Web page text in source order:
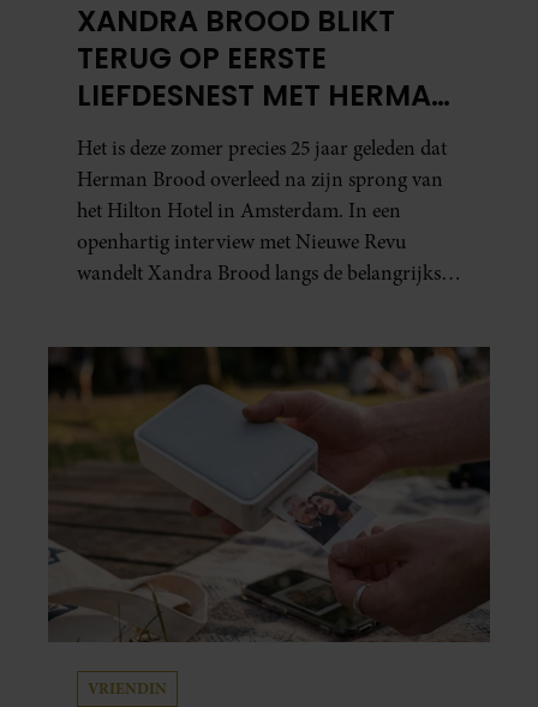
XANDRA BROOD BLIKT
TERUG OP EERSTE
LIEFDESNEST MET HERMAN
BROOD: “HIER IS LOLA
GEBOREN”
Het is deze zomer precies 25 jaar geleden dat
Herman Brood overleed na zijn sprong van
het Hilton Hotel in Amsterdam. In een
openhartig interview met Nieuwe Revu
wandelt Xandra Brood langs de belangrijkste
Leidsedwarsstraat roept een stortvloed aan
herinneringen op. Daar begon hun leven
samen en werd dochter Lola geboren.
VRIENDIN